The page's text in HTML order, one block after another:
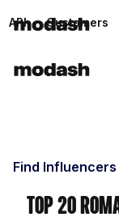
API Customers
Find Influencers
Top 20